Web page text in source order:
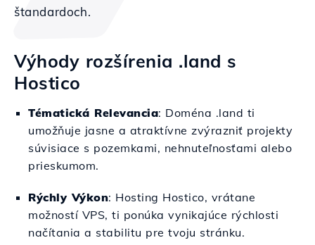
štandardoch.
Výhody rozšírenia .land s
Hostico
Tématická Relevancia: Doména .land ti
umožňuje jasne a atraktívne zvýrazniť projekty
súvisiace s pozemkami, nehnuteľnosťami alebo
prieskumom.
Rýchly Výkon: Hosting Hostico, vrátane
možností VPS, ti ponúka vynikajúce rýchlosti
načítania a stabilitu pre tvoju stránku.